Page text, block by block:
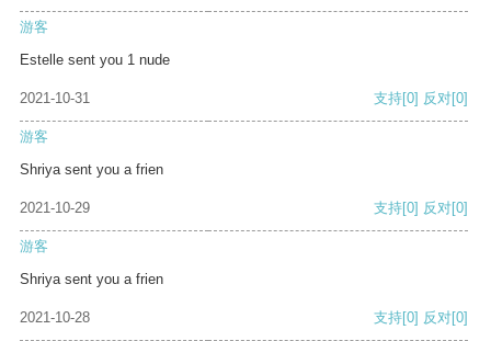
游客
Estelle sent you 1 nude
2021-10-31 支持[0] 反对[0]
游客
Shriya sent you a frien
2021-10-29 支持[0] 反对[0]
游客
Shriya sent you a frien
2021-10-28 支持[0] 反对[0]